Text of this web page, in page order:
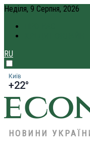
Неділя, 9 Серпня, 2026
RU
Київ
+22°
НОВИНИ